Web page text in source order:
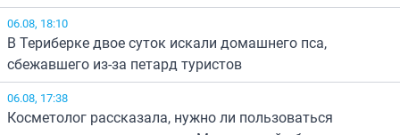
06.08, 18:10
В Териберке двое суток искали домашнего пса,
сбежавшего из-за петард туристов
06.08, 17:38
Косметолог рассказала, нужно ли пользоваться